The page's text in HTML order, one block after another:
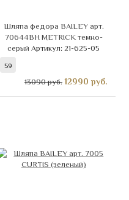
Шляпа федора BAILEY арт.
70644BH METRICK темно-
серыйАртикул: 21-625-05
59
13090 руб. 12990 руб.